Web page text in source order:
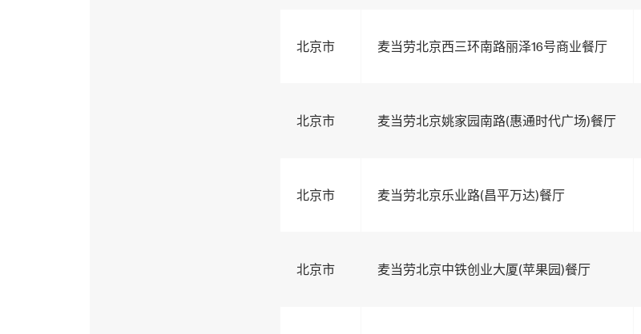
北京市 麦当劳北京西三环南路丽泽16号商业餐厅
北京市 麦当劳北京姚家园南路(惠通时代广场)餐厅
北京市 麦当劳北京乐业路(昌平万达)餐厅
北京市 麦当劳北京中铁创业大厦(苹果园)餐厅